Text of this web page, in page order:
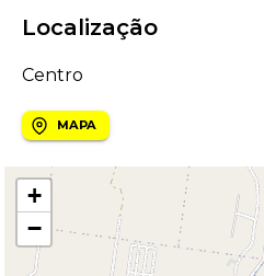
Localização
Centro
MAPA
+
−